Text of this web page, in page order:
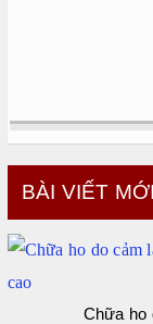
BÀI VIẾT
Chữa ho